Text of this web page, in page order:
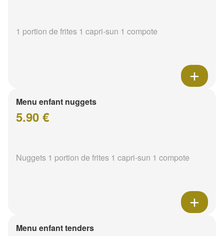
1 portion de frites 1 capri-sun 1 compote
Menu enfant nuggets
5.90 €
Nuggets 1 portion de frites 1 capri-sun 1 compote
Menu enfant tenders